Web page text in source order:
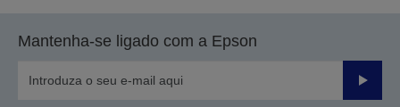
Mantenha-se ligado com a Epson
Enviar